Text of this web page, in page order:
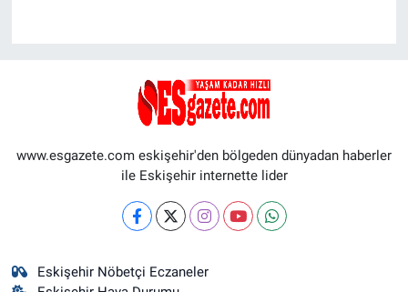
www.esgazete.com eskişehir'den bölgeden dünyadan haberler
ile Eskişehir internette lider
Eskişehir Nöbetçi Eczaneler